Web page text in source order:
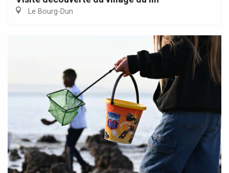
Le Bourg-Dun